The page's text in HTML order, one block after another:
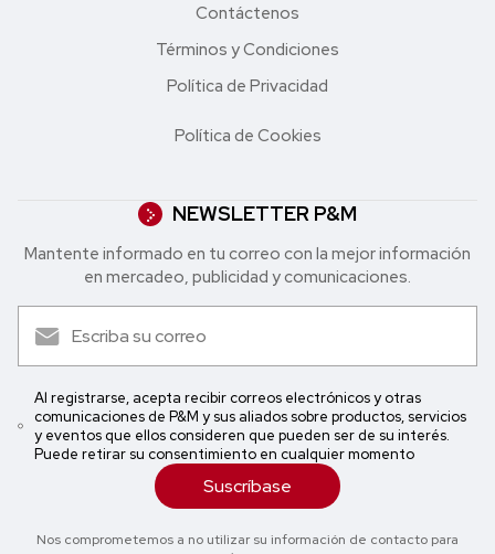
Contáctenos
Términos y Condiciones
Política de Privacidad
Política de Cookies
NEWSLETTER P&M
Mantente informado en tu correo con la mejor in formación
en mercadeo, publicidad y comunicaciones.
Al registrarse, acepta recibir correos electrónicos y otras
comunicaciones de P&M y sus aliados sobre productos, servicios
y eventos que ellos consideren que pueden ser de su interés.
Puede retirar su consentimiento en cualquier momento
Suscríbase
Nos comprometemos a no utilizar su información de contacto para